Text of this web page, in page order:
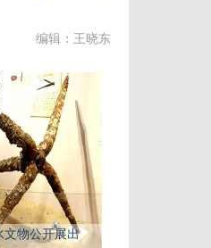
编辑：王晓东
文物公开展出